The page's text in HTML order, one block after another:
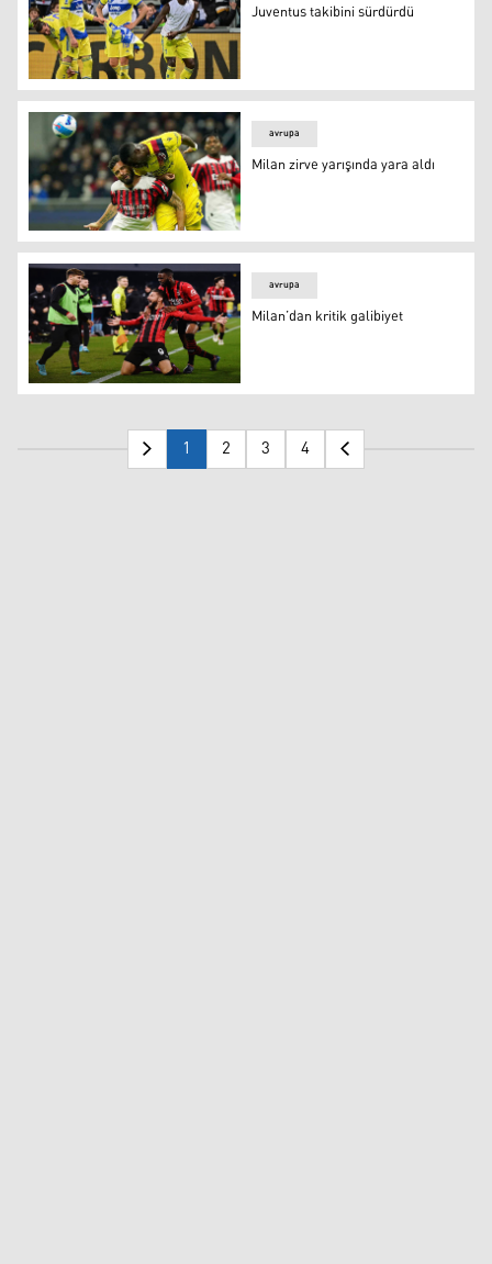
Juventus takibini sürdürdü
Juventus takibini sürdürdü
Milan zirve yarışında yara aldı
avrupa
Milan zirve yarışında yara aldı
Milan’dan kritik galibiyet
avrupa
Milan’dan kritik galibiyet
1 2 3 4